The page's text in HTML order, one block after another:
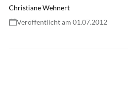
Christiane Wehnert
Veröffentlicht am 01.07.2012